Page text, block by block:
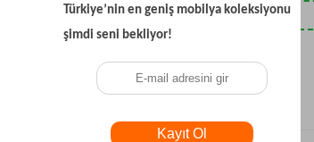
Son Baktıklarınız